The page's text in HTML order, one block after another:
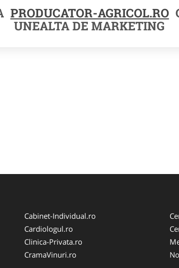
PRODUCATOR-AGRICOL.RO
UNEALTA DE MARKETING
Cabinet-Individual.ro
Cardiologul.ro
Clinica-Privata.ro
CramaVinuri.ro